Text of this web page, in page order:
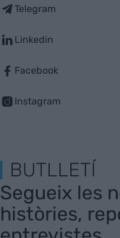
Telegram
Linkedin
Facebook
Instagram
BUTLLETÍ
Segueix les
històries,